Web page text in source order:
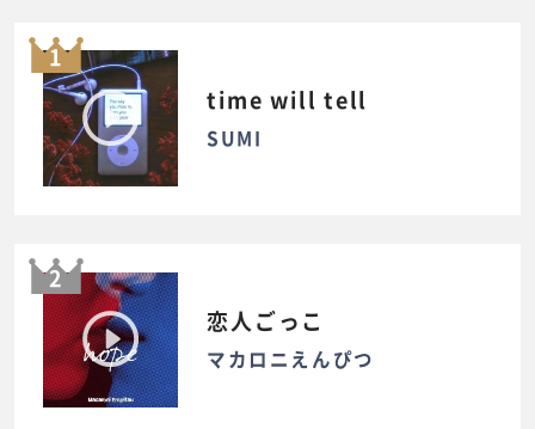
1
time will tell
SUMI
2
恋人ごっこ
マカロニえんぴつ